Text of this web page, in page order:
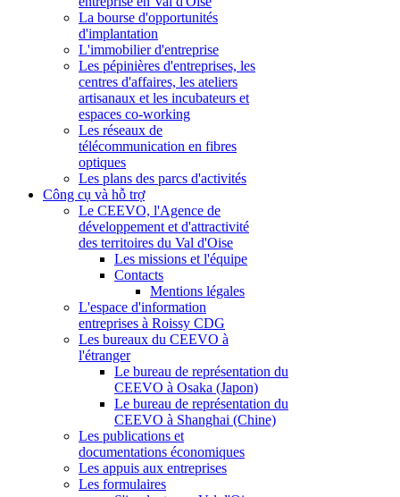
La bourse d'opportunités
d'implantation
L'immobilier d'entreprise
Les pépinières d'entreprises, les
centres d'affaires, les ateliers
artisanaux et les incubateurs et
espaces co-working
Les réseaux de
télécommunication en fibres
optiques
Les plans des parcs d'activités
Công cụ và hỗ trợ
Le CEEVO, l'Agence de
développement et d'attractivité
des territoires du Val d'Oise
Les missions et l'équipe
Contacts
Mentions légales
L'espace d'information
entreprises à Roissy CDG
Les bureaux du CEEVO à
l'étranger
Le bureau de représentation du
CEEVO à Osaka (Japon)
Le bureau de représentation du
CEEVO à Shanghai (Chine)
Les publications et
documentations économiques
Les appuis aux entreprises
Les formulaires